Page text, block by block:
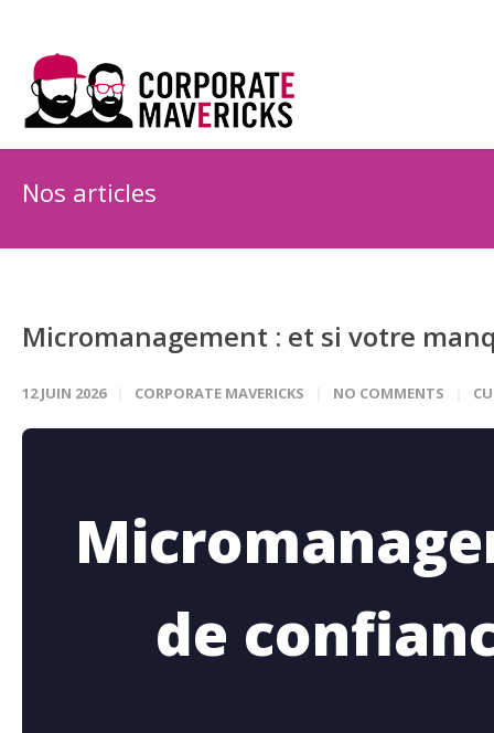
Nos articles
Micromanagement : et si votre
12 JUIN 2026 CORPORATE MAVERICKS NO COMMENTS
de